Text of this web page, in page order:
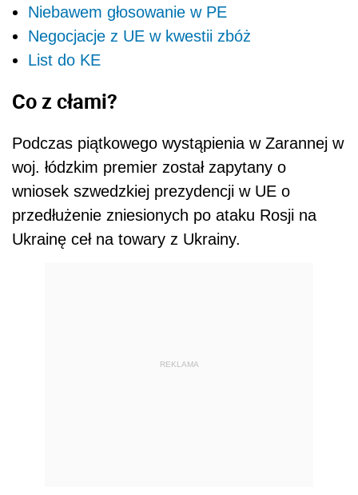
Niebawem głosowanie w PE
Negocjacje z UE w kwestii zbóż
List do KE
Co z cłami?
Podczas piątkowego wystąpienia w Zarannej w
woj. łódzkim premier został zapytany o
wniosek szwedzkiej prezydencji w UE o
przedłużenie zniesionych po ataku Rosji na
Ukrainę ceł na towary z Ukrainy.
REKLAMA